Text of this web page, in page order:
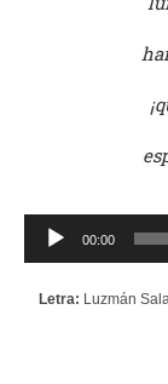
Reproductor
de
audio
00:00
Letra: Luzmán